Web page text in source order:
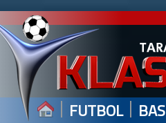
| FUTBOL |